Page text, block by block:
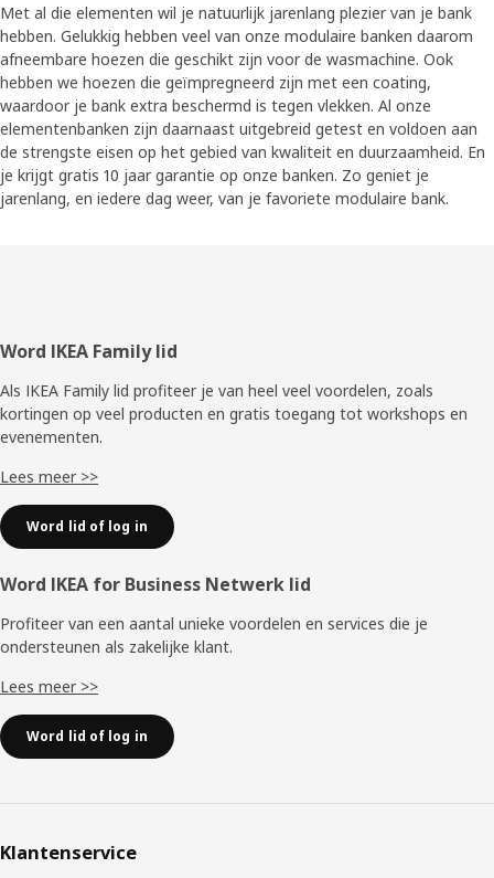
Met al die elementen wil je natuurlijk jarenlang plezier van je bank
hebben. Gelukkig hebben veel van onze modulaire banken daarom
afneembare hoezen die geschikt zijn voor de wasmachine. Ook
hebben we hoezen die geïmpregneerd zijn met een coating,
waardoor je bank extra beschermd is tegen vlekken. Al onze
elementenbanken zijn daarnaast uitgebreid getest en voldoen aan
de strengste eisen op het gebied van kwaliteit en duurzaamheid. En
je krijgt gratis 10 jaar garantie op onze banken. Zo geniet je
jarenlang, en iedere dag weer, van je favoriete modulaire bank.
Voettekst
Word IKEA Family lid
Als IKEA Family lid profiteer je van heel veel voordelen, zoals
kortingen op veel producten en gratis toegang tot workshops en
evenementen.
Lees meer >>
Word lid of log in
Word IKEA for Business Netwerk lid
Profiteer van een aantal unieke voordelen en services die je
ondersteunen als zakelijke klant.
Lees meer >>
Word lid of log in
Klantenservice